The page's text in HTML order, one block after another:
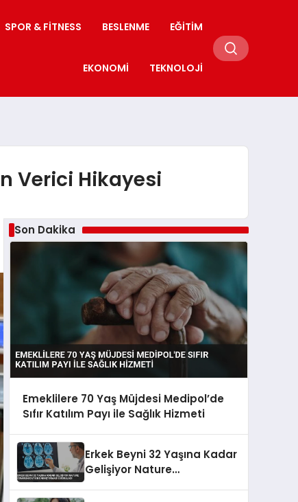
SPOR & FITNESS BESLENME EĞITIM
EKONOMI TEKNOLOJI
Verici Hikayesi
Son Dakika
Emeklilere 70 Yaş Müjdesi Medipol’de
Sıfır Katılım Payı ile Sağlık Hizmeti
Erkek Beyni 32 Yaşına Kadar
Gelişiyor Nature